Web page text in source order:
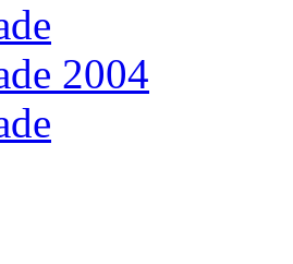
2004